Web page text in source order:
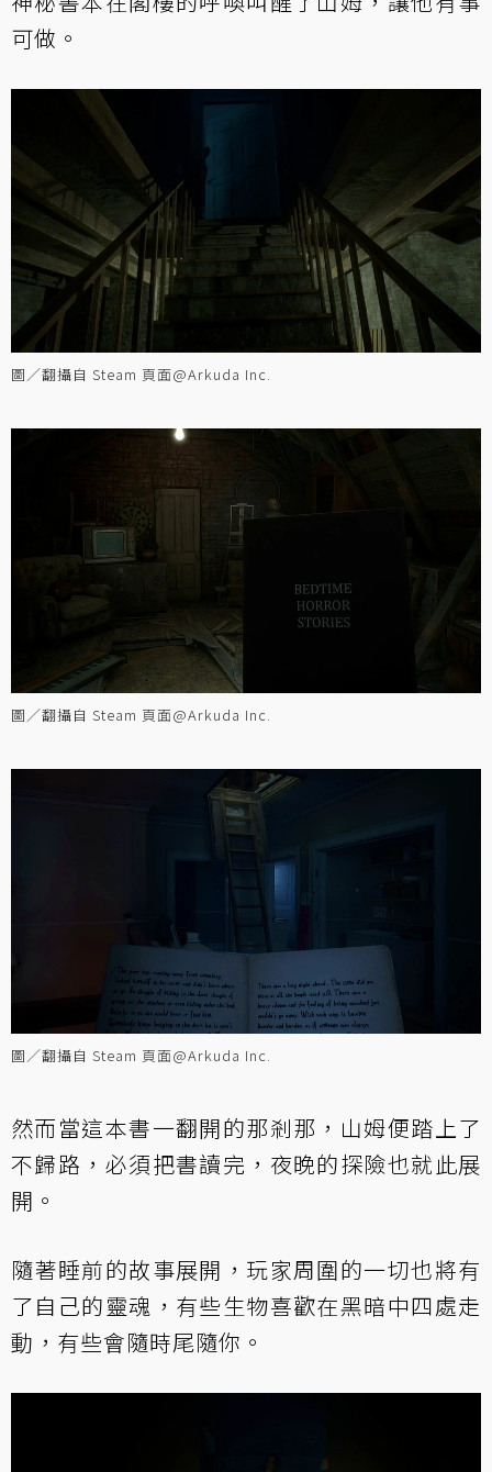
可做。
圖／翻攝自 Steam 頁面@Arkuda Inc.
圖／翻攝自 Steam 頁面@Arkuda Inc.
圖／翻攝自 Steam 頁面@Arkuda Inc.
然而當這本書一翻開的那剎那，山姆便踏上了
不歸路，必須把書讀完，夜晚的探險也就此展
開。
隨著睡前的故事展開，玩家周圍的一切也將有
了自己的靈魂，有些生物喜歡在黑暗中四處走
動，有些會隨時尾隨你。